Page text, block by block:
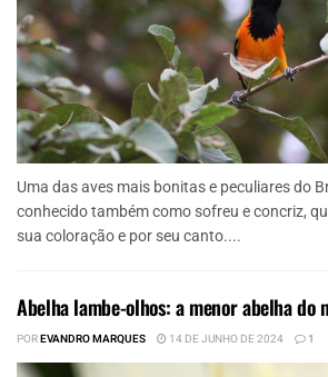
Uma das aves mais bonitas e peculiares do
conhecido também como sofreu e concriz,
sua coloração e por seu canto....
Abelha lambe-olhos: a menor abelha do
POREVANDRO MARQUES 14 DE JUNHO DE 2024 1